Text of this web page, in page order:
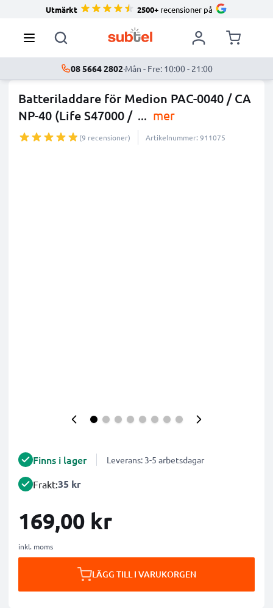
Utmärkt 2500+ recensioner på
08 5664 2802·Mån - Fre: 10:00 - 21:00
Batteriladdare för Medion PAC-0040 / CA
NP-40 (Life S47000 / ... mer
(9 recensioner) Artikelnummer: 911075
Finns i lager Leverans: 3-5 arbetsdagar
Frakt:35 kr
169,00 kr
inkl. moms
LÄGG TILL I VARUKORGEN